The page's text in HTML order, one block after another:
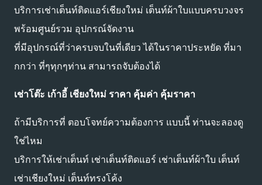
บริการเช่าเต็นท์ติดแอร์เชียงใหม่ เต็นท์ผ้าใบแบบครบวงจร
พร้อมศูนย์รวม อุปกรณ์จัดงาน
ที่มีอุปกรณ์ที่ว่าครบจบในที่เดียว ได้ในราคาประหยัด ที่มา
กกว่า ที่ๆทุกๆท่าน สามารถจับต้องได้
เช่าโต๊ะ เก้าอี้ เชียงใหม่ ราคา คุ้มค่า คุ้มราคา
ถ้ามีบริการที่ ตอบโจทย์ความต้องการ แบบนี้ ท่านจะลองดู
ใช่ไหม
บริการให้เช่าเต็นท์ เช่าเต็นท์ติดแอร์ เช่าเต็นท์ผ้าใบ เต็นท์
เช่าเชียงใหม่ เต็นท์ทรงโค้ง